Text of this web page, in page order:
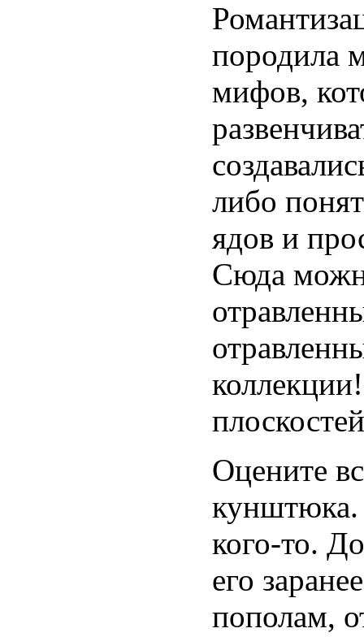
породила
мифов,
либо
ядов и
Сюда
Оцените
кунштюка.
кого-то.
его
пополам,